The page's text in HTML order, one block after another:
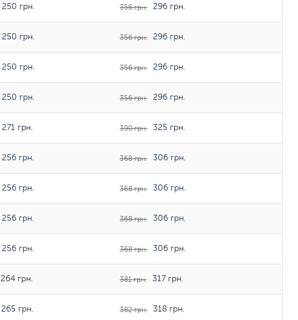
250 грн. 356 грн. 296 грн.
250 грн. 356 грн. 296 грн.
250 грн. 356 грн. 296 грн.
250 грн. 356 грн. 296 грн.
271 грн. 390 грн. 325 грн.
256 грн. 368 грн. 306 грн.
256 грн. 368 грн. 306 грн.
256 грн. 368 грн. 306 грн.
256 грн. 368 грн. 306 грн.
264 грн. 381 грн. 317 грн.
265 грн. 382 грн. 318 грн.